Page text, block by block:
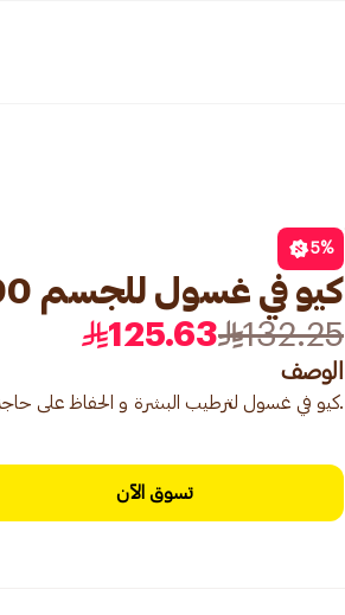
5%
كيو في غسول للجسم 500مل
132.25
125.63
الوصف
.كيو في غسول لترطيب البشرة و الحفاظ على حاجز
تسوق الآن